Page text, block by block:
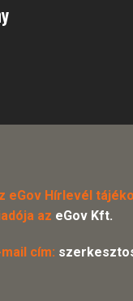
eGov Hírlevél
az eGov Kft.
mail cím: